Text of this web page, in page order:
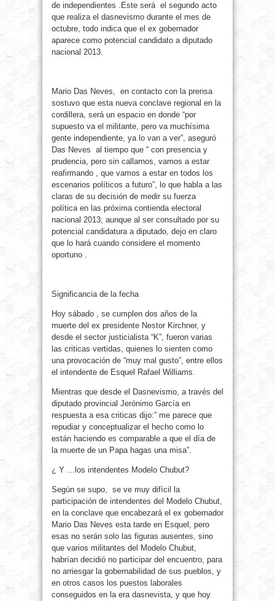
de independientes .Este será el segundo acto
que realiza el dasnevismo durante el mes de
octubre, todo indica que el ex gobernador
aparece como potencial candidato a diputado
nacional 2013.
Mario Das Neves, en contacto con la prensa
sostuvo que esta nueva conclave regional en la
cordillera, será un espacio en donde “por
supuesto va el militante, pero va muchísima
gente independiente, ya lo van a ver”, aseguró
Das Neves al tiempo que “ con presencia y
prudencia, pero sin callarnos, vamos a estar
reafirmando , que vamos a estar en todos los
escenarios políticos a futuro”, lo que habla a las
claras de su decisión de medir su fuerza
política en las próxima contienda electoral
nacional 2013; aunque al ser consultado por su
potencial candidatura a diputado, dejo en claro
que lo hará cuando considere el momento
oportuno .
Significancia de la fecha
Hoy sábado , se cumplen dos años de la
muerte del ex presidente Nestor Kirchner, y
desde el sector justicialista “K”, fueron varias
las criticas vertidas, quienes lo sienten como
una provocación de “muy mal gusto”, entre ellos
el intendente de Esquel Rafael Williams.
Mientras que desde el Dasnevismo, a través del
diputado provincial Jerónimo García en
respuesta a esa criticas dijo:” me parece que
repudiar y conceptualizar el hecho como lo
están haciendo es comparable a que el día de
la muerte de un Papa hagas una misa”.
¿ Y …los intendentes Modelo Chubut?
Según se supo, se ve muy difícil la
participación de intendentes del Modelo Chubut,
en la conclave que encabezará el ex gobernador
Mario Das Neves esta tarde en Esquel, pero
esas no serán solo las figuras ausentes, sino
que varios militantes del Modelo Chubut,
habrían decidió no participar del encuentro, para
no arriesgar la gobernabilidad de sus pueblos, y
en otros casos los puestos laborales
conseguidos en la era dasnevista, y que hoy